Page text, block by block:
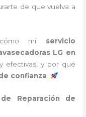
de que vuelva a
cómo mi servicio
LG en
efectivas, y por qué
confianza
Reparación de